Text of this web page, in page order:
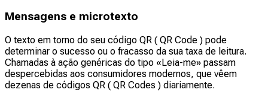
Mensagens e microtexto
O texto em torno do seu código QR ( QR Code ) pode
determinar o sucesso ou o fracasso da sua taxa de leitura.
Chamadas à ação genéricas do tipo «Leia-me» passam
despercebidas aos consumidores modernos, que vêem
dezenas de códigos QR ( QR Codes ) diariamente.